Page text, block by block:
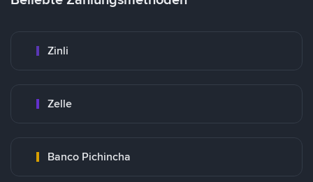
Zinli
Zelle
Banco Pichincha